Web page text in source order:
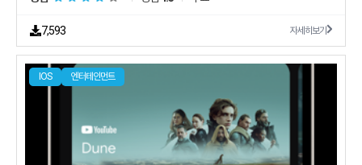
7,593 자세히보기
IOS 엔터테인먼트